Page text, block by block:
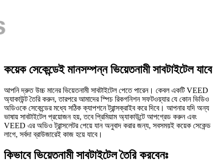
কয়েক সেকেন্ডেই মানসম্পন্ন ভিয়েতনামী সাবটাইটেল যাবে
আপনি দ্রুত উচ্চ মানের ভিয়েতনামী সাবটাইটেল পেতে পারেন। কেবল একটি VEED
অ্যাকাউন্ট তৈরি করুন, তারপরে আমাদের স্পিচ রিকগনিশন সফটওয়্যার যে কোন ভিডিও
অডিওকে সেকেন্ডের মধ্যে সঠিক ক্যাপশনে ট্রান্সক্রাইব করে দিবে। আপনার যদি অন্য
ভাষায় সাবটাইটেল প্রয়োজন হয়, তবে প্রিমিয়াম অ্যাকাউন্টে আপগ্রেড করুন এবং
VEED এর অডিও ট্রান্সলেটর পেয়ে যান অনুবাদ করার জন্য, সবসময়ই কয়েক সেকেন্ড
লাগে, সর্বদা ব্রাউজারেই কাজ হয়ে যাবে।
কিভাবে ভিয়েতনামী সাবটাইটেল তৈরি করবেনঃ